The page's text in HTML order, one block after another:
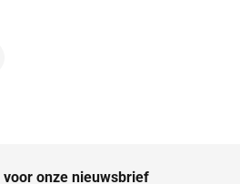
voor onze nieuwsbrief